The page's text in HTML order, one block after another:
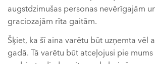
augstdzimušas personas nevērīgajām
graciozajām rīta gaitām.
Šķiet, ka šī aina varētu būt uzņemta vēl
gadā. Tā varētu būt atceļojusi pie